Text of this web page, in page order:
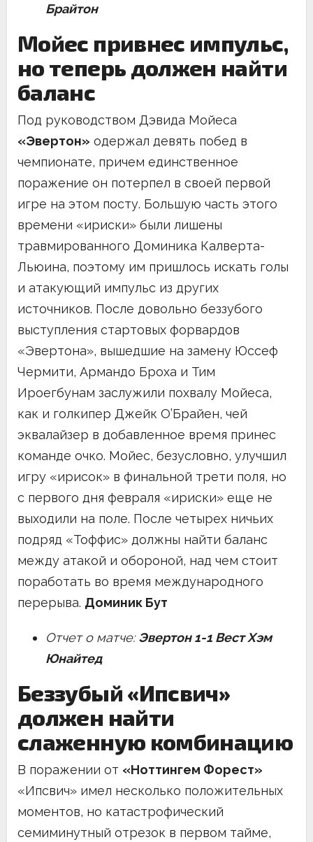
Брайтон
Мойес привнес импульс,
но теперь должен найти
баланс
Под руководством Дэвида Мойеса
«Эвертон» одержал девять побед в
чемпионате, причем единственное
поражение он потерпел в своей первой
игре на этом посту. Большую часть этого
времени «ириски» были лишены
травмированного Доминика Калверта-
Льюина, поэтому им пришлось искать голы
и атакующий импульс из других
источников. После довольно беззубого
выступления стартовых форвардов
«Эвертона», вышедшие на замену Юссеф
Чермити, Армандо Броха и Тим
Ироегбунам заслужили похвалу Мойеса,
как и голкипер Джейк О’Брайен, чей
эквалайзер в добавленное время принес
команде очко. Мойес, безусловно, улучшил
игру «ирисок» в финальной трети поля, но
с первого дня февраля «ириски» еще не
выходили на поле. После четырех ничьих
подряд «Тоффис» должны найти баланс
между атакой и обороной, над чем стоит
поработать во время международного
перерыва. Доминик Бут
Отчет о матче:Эвертон 1-1 Вест Хэм
Юнайтед
Беззубый «Ипсвич»
должен найти
слаженную комбинацию
В поражении от «Ноттингем Форест»
«Ипсвич» имел несколько положительных
моментов, но катастрофический
семиминутный отрезок в первом тайме,